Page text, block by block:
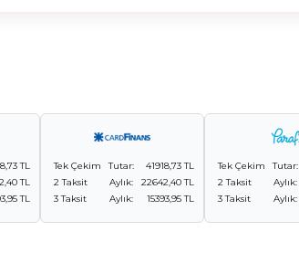
TL
TL
TL
Tek Çekim Tutar:
41918,73 TL
2 Taksit
Aylık:
22642,40 TL
3 Taksit
Aylık: 15393,95 TL
Tek Çekim Tutar:
2 Taksit
Aylık:
3 Taksit
Aylık: